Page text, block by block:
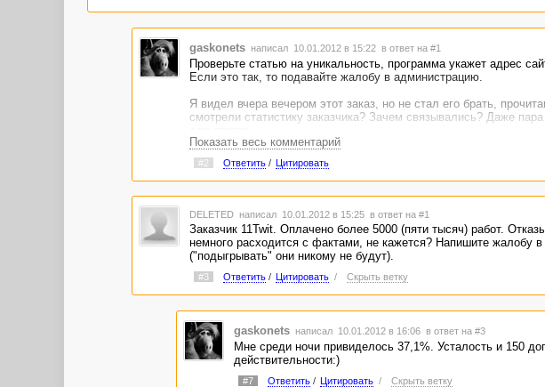
gaskonets написал 10.01.2012 в 15:22 в ответ на #1
Проверьте статью на уникальность, программа укажет адрес
Если это так, то подавайте жалобу в администрацию.
Я видел вчера вечером этот заказ, но не стал его брать,
смотрели статистику заказчика? Зачем связывались? Даже
Показать весь комментарий
#2 Ответить/ Цитировать
DELETED написал 10.01.2012 в 15:25 в ответ на #1
Заказчик 11Twit. Оплачено более 5000 (пяти тысяч) работ.
немного расходится с фактами, не кажется? Напишите жалобу
("подыгрывать" они никому не будут).
#3 Ответить/ Цитировать / Скрыть ветку
gaskonets написал 10.01.2012 в 16:06 в ответ на #3
Мне среди ночи привиделось 37,1%. Усталость и 150
действительности:)
#7 Ответить/ Цитировать / Скрыть ветку